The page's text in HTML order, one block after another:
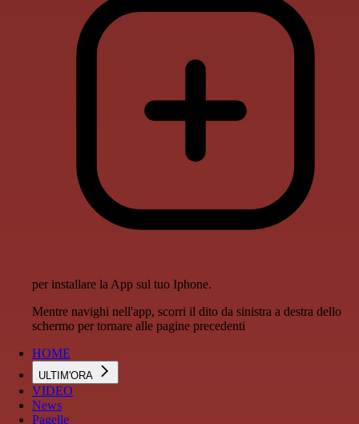
per installare la App sul tuo Iphone.
Mentre navighi nell'app, scorri il dito da sinistra a destra dello
schermo per tornare alle pagine precedenti
HOME
ULTIM'ORA
VIDEO
News
Pagelle